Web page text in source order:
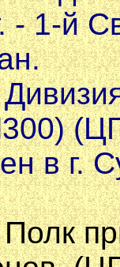
- 1-й
в г.
Полк